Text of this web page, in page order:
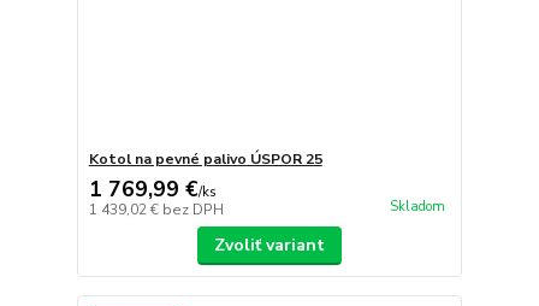
Kotol na pevné palivo ÚSPOR 25
1 769,99 €/ks
1 439,02 € bez DPH Skladom
Zvoliť variant